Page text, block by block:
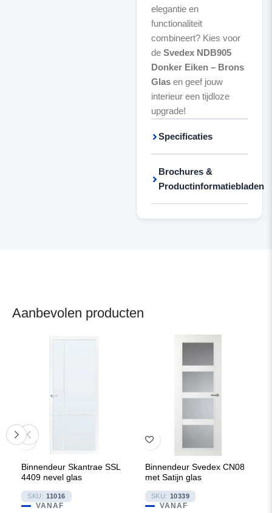
elegantie en
functionaliteit
combineert? Kies voor
de Svedex NDB905
Donker Eiken – Brons
Glasen geef jouw
interieur een tijdloze
upgrade!
Specificaties
Brochures &
Productinformatiebladen
Aanbevolen producten
Binnendeur Skantrae SSL
4409 nevel glas
SKU: 11016
VANAF
Binnendeur Svedex CN08
met Satijn glas
SKU: 10339
VANAF